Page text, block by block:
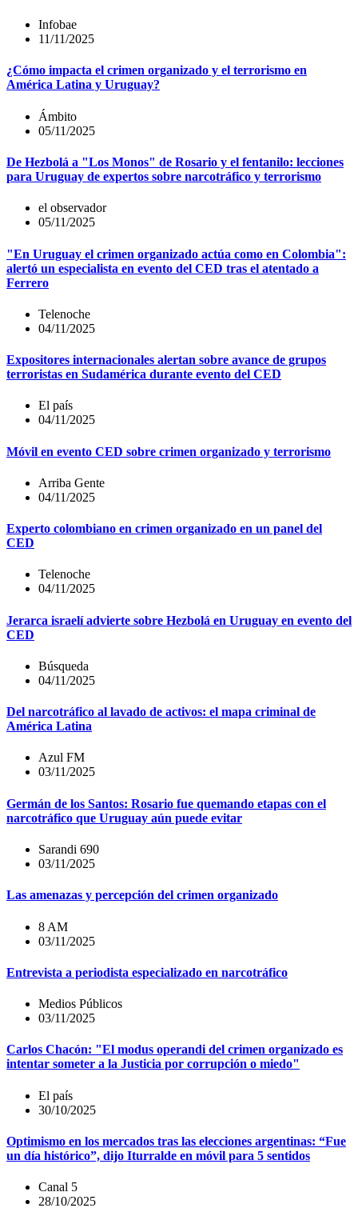
Infobae
11/11/2025
¿Cómo impacta el crimen organizado y el terrorismo en
América Latina y Uruguay?
Ámbito
05/11/2025
De Hezbolá a "Los Monos" de Rosario y el fentanilo: lecciones
para Uruguay de expertos sobre narcotráfico y terrorismo
el observador
05/11/2025
"En Uruguay el crimen organizado actúa como en Colombia":
alertó un especialista en evento del CED tras el atentado a
Ferrero
Telenoche
04/11/2025
Expositores internacionales alertan sobre avance de grupos
terroristas en Sudamérica durante evento del CED
El país
04/11/2025
Móvil en evento CED sobre crimen organizado y terrorismo
Arriba Gente
04/11/2025
Experto colombiano en crimen organizado en un panel del
CED
Telenoche
04/11/2025
Jerarca israelí advierte sobre Hezbolá en Uruguay en evento del
CED
Búsqueda
04/11/2025
Del narcotráfico al lavado de activos: el mapa criminal de
América Latina
Azul FM
03/11/2025
Germán de los Santos: Rosario fue quemando etapas con el
narcotráfico que Uruguay aún puede evitar
Sarandi 690
03/11/2025
Las amenazas y percepción del crimen organizado
8 AM
03/11/2025
Entrevista a periodista especializado en narcotráfico
Medios Públicos
03/11/2025
Carlos Chacón: "El modus operandi del crimen organizado es
intentar someter a la Justicia por corrupción o miedo"
El país
30/10/2025
Optimismo en los mercados tras las elecciones argentinas: “Fue
un día histórico”, dijo Iturralde en móvil para 5 sentidos
Canal 5
28/10/2025